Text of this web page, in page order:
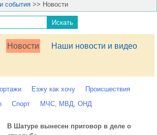
события >> Новости
Новости Наши новости и видео
Езжу как хочу
Происшествия
Спорт МЧС, МВД, ОНД
В Шатуре вынесен приговор в деле о